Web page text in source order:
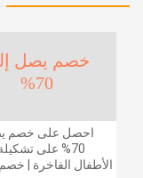
خصم يصل
70%
احصل على خصم
70% على
الأطفال الفاخرة |